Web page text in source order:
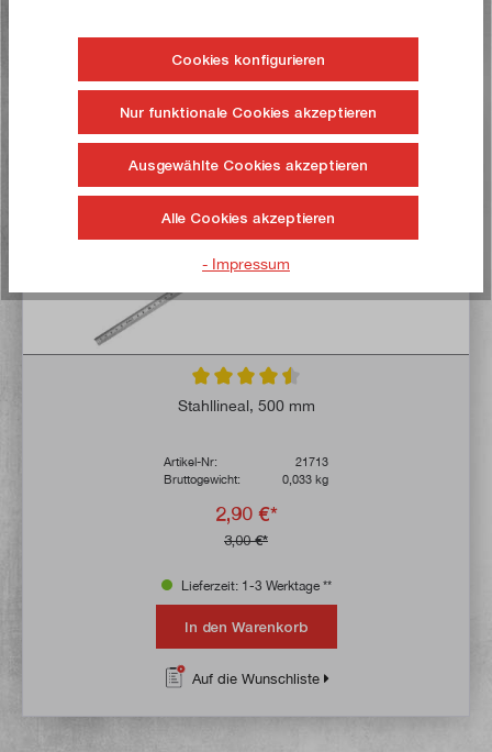
Durchschnittliche Bewertung von 4.6 von
Stahllineal, 500 mm
Artikel-Nr:
21713
Bruttogewicht:
0,033 kg
2,90 €*
3,00 €*
Jetzt kaufen!
Lieferzeit: 1-3 Werktage **
In den Warenkorb
Auf die Wunschliste
Cookies konfigurieren
Nur funktionale Cookies akzeptieren
Ausgewählte Cookies akzeptieren
Alle Cookies akzeptieren
- Impressum